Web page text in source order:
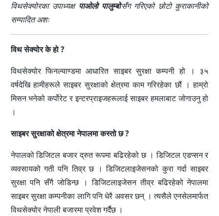
विथसेक्योरका उपाध्यक्ष पाओलो पालुम्बोसँग गरिएको छोटो कुराकानीको
सम्पादित अशः
विथ सेक्योर के हो ?
विथसेक्योर फिनल्याण्डमा आधारित साइबर सुरक्षा कम्पनी हो । ३५
वर्षदेखि हामीहरूले साइबर सुरक्षाको क्षेत्रमा काम गरिरहेका छौं । हाम्रो
मिसन भनेको कर्पोरेट र इन्टरप्राइजहरूलाई साइबर हमलाबाट जोगाउनु हो
।
साइबर सुरक्षाको क्षेत्रमा नेपालमा कस्तो छ ?
नेपालको डिजिटल बजार द्रुत रूपमा बढिरहेको छ । डिजिटल एडप्सन र
व्यवसायको गती पनि तिव्र छ । डिजिटलाइजेसनको कुरा गर्दा साइबर
सुरक्षा पनि सँगै जोडिन्छ । डिजिटलाइजेसन तीव्र बढिरहेको नेपालमा
साइबर सुरक्षा कम्पनीका लागि पनि धेरै अवसर छन् । त्यसैले एनसेलमार्फत
विथसेक्योर नेपाली बजारमा प्रवेश गर्दैछ ।